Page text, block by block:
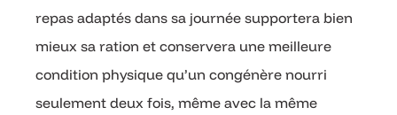
repas adaptés dans sa journée supportera bien
mieux sa ration et conservera une meilleure
condition physique qu’un congénère nourri
seulement deux fois, même avec la même